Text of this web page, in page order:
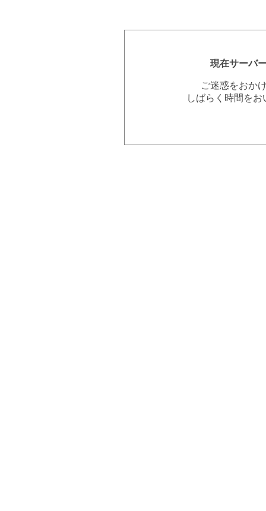
現在サーバ
ご迷惑をおか
しばらく時間を